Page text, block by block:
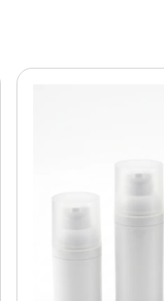
את
האפשרויות